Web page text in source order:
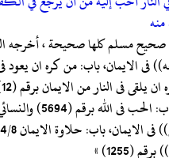
منه
مسلم كلها صحيحة ، أخرجه
الايمان، باب: من كره ان يعود
الادب، باب: الحب فى الله برقم
(1255) »